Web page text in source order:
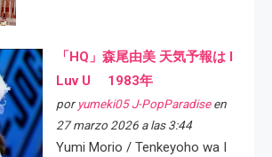
「HQ」森尾由美 天気予報は I
Luv U 1983年
por yumeki05 J-PopParadiseen
27 marzo 2026 a las 3:44
Yumi Morio / Tenkeyoho wa I